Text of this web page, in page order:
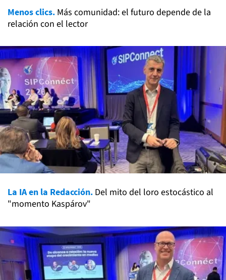
Menos clics. Más comunidad: el futuro depende de la
relación con el lector
La IA en la Redacción. Del mito del loro estocástico al
"momento Kaspárov"